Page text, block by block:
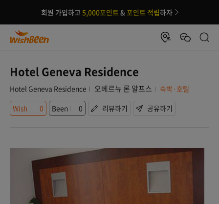
회원 가입하고 5,000포인트 &포인트 적립하자
Hotel Geneva Residence
Hotel Geneva Residence 오베르뉴 론 알프스
숙박·호텔
Wish
0 Been 0 리뷰하기 공유하기